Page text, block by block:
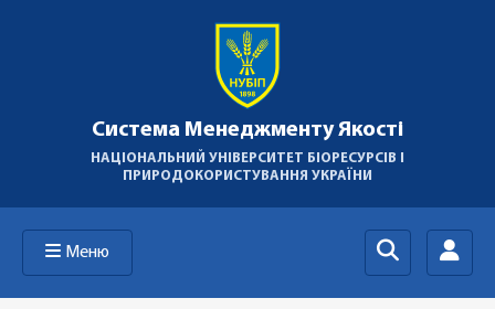
Система Менеджменту Якості
НАЦІОНАЛЬНИЙ УНІВЕРСИТЕТ БІОРЕСУРСІВ І
ПРИРОДОКОРИСТУВАННЯ УКРАЇНИ
Меню